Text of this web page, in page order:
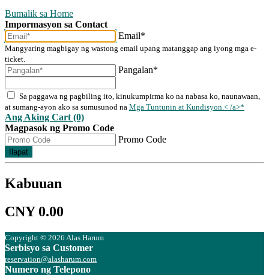
Bumalik sa Home
Impormasyon sa Contact
Email*
Mangyaring magbigay ng wastong email upang matanggap ang iyong mga e-
ticket.
Pangalan*
Sa paggawa ng pagbiling ito, kinukumpirma ko na nabasa ko, naunawaan,
at sumang-ayon ako sa sumusunod na Mga Tuntunin at Kundisyon.< /a>*
Ang Aking Cart (0)
Magpasok ng Promo Code
Promo Code
Ilapat
Kabuuan
CNY 0.00
Copyright © 2026 Alas Harum
Serbisyo sa Customer
reservation@alasharum.com
Numero ng Telepono